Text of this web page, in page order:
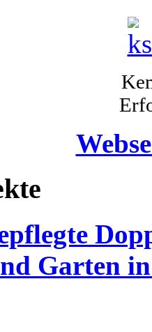
Garten